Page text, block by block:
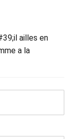
ailles en
a la